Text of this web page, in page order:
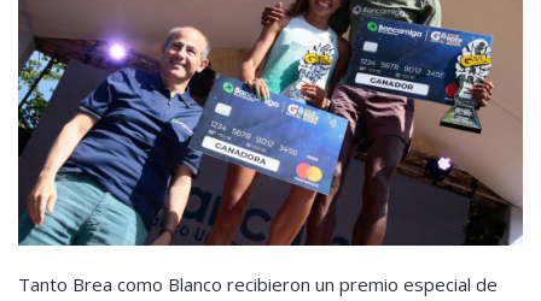
Tanto Brea como Blanco recibieron un premio especial de